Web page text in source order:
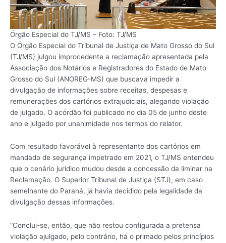
Órgão Especial do TJ/MS – Foto: TJ/MS
O Órgão Especial do Tribunal de Justiça de Mato Grosso do Sul
(TJ/MS) julgou improcedente a reclamação apresentada pela
Associação dos Notários e Registradores do Estado de Mato
Grosso do Sul (ANOREG-MS) que buscava impedir a
divulgação de informações sobre receitas, despesas e
remunerações dos cartórios extrajudiciais, alegando violação
de julgado. O acórdão foi publicado no dia 05 de junho deste
ano e julgado por unanimidade nos termos do relator.
Com resultado favorável à representante dos cartórios em
mandado de segurança impetrado em 2021, o TJ/MS entendeu
que o cenário jurídico mudou desde a concessão da liminar na
Reclamação. O Superior Tribunal de Justiça (STJ), em caso
semelhante do Paraná, já havia decidido pela legalidade da
divulgação dessas informações.
“Conclui-se, então, que não restou configurada a pretensa
violação ajulgado, pelo contrário, há o primado pelos princípios